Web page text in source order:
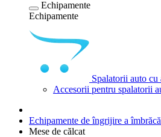
Echipamente
Echipamente
Spalatorii auto cu
Accesorii pentru spalatorii
Echipamente de îngrijire a
Mese de călcat